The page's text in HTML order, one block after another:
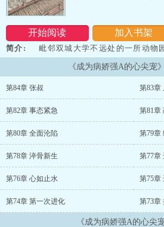
开始阅读 加入书架
简介:
毗邻双城大学不远处的一所动物
上住着吃人的怪物。那天，刘之言看到了
学长，也是他们学校出了名的校草——霍
在新闻播报当天下午，他亲眼见到了霍须
山风奔向我。“怎么...
...
《成为病娇强A的心尖宠
第84章 张叔 第83章
第82章 事态紧急 第81章
第80章 全面沦陷 第79章
第78章 淬骨新生 第77章
第76章 心如止水 第75章
第74章 第一次进化 第73章
《成为病娇强A的心尖